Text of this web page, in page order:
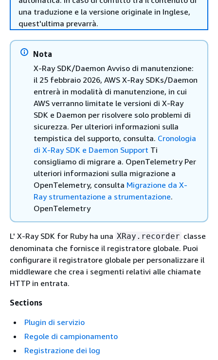
una traduzione e la versione originale in Inglese,
quest'ultima prevarrà.
Nota
X-Ray SDK/Daemon Avviso di manutenzione:
il 25 febbraio 2026, AWS X-Ray SDKs/Daemon
entrerà in modalità di manutenzione, in cui
AWS verranno limitate le versioni di X-Ray
SDK e Daemon per risolvere solo problemi di
sicurezza. Per ulteriori informazioni sulla
tempistica del supporto, consulta. Cronologia
di X-Ray SDK e Daemon Support Ti
consigliamo di migrare a. OpenTelemetry Per
ulteriori informazioni sulla migrazione a
OpenTelemetry, consulta Migrazione da X-
Ray strumentazione a strumentazione.
OpenTelemetry
L' X-Ray SDK for Ruby ha una XRay.recorder classe
denominata che fornisce il registratore globale. Puoi
configurare il registratore globale per personalizzare il
middleware che crea i segmenti relativi alle chiamate
HTTP in entrata.
Sections
Plugin di servizio
Regole di campionamento
Registrazione dei log